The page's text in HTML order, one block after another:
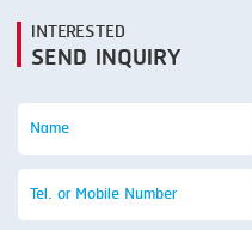
INTERESTED
SEND INQUIRY